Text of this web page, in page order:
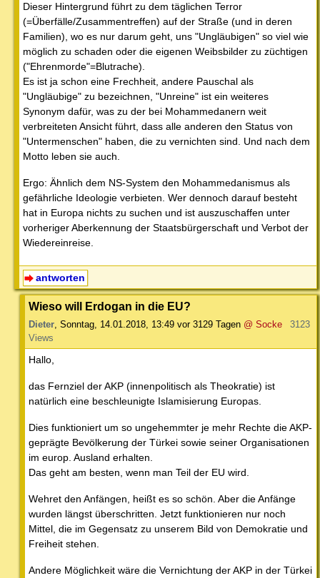
Dieser Hintergrund führt zu dem täglichen Terror
(=Überfälle/Zusammentreffen) auf der Straße (und in deren
Familien), wo es nur darum geht, uns "Ungläubigen" so viel wie
möglich zu schaden oder die eigenen Weibsbilder zu züchtigen
("Ehrenmorde"=Blutrache).
Es ist ja schon eine Frechheit, andere Pauschal als
"Ungläubige" zu bezeichnen, "Unreine" ist ein weiteres
Synonym dafür, was zu der bei Mohammedanern weit
verbreiteten Ansicht führt, dass alle anderen den Status von
"Untermenschen" haben, die zu vernichten sind. Und nach dem
Motto leben sie auch.
Ergo: Ähnlich dem NS-System den Mohammedanismus als
gefährliche Ideologie verbieten. Wer dennoch darauf besteht
hat in Europa nichts zu suchen und ist auszuschaffen unter
vorheriger Aberkennung der Staatsbürgerschaft und Verbot der
Wiedereinreise.
antworten
Wieso will Erdogan in die EU?
Dieter Sonntag, 14.01.2018, 13:49 vor 3129 Tagen @ Socke
3123
Views
Hallo,
das Fernziel der AKP (innenpolitisch als Theokratie) ist
natürlich eine beschleunigte Islamisierung Europas.
Dies funktioniert um so ungehemmter je mehr Rechte die AKP-
geprägte Bevölkerung der Türkei sowie seiner Organisationen
im europ. Ausland erhalten.
Das geht am besten, wenn man Teil der EU wird.
Wehret den Anfängen, heißt es so schön. Aber die Anfänge
wurden längst überschritten. Jetzt funktionieren nur noch
Mittel, die im Gegensatz zu unserem Bild von Demokratie und
Freiheit stehen.
Andere Möglichkeit wäre die Vernichtung der AKP in der Türkei